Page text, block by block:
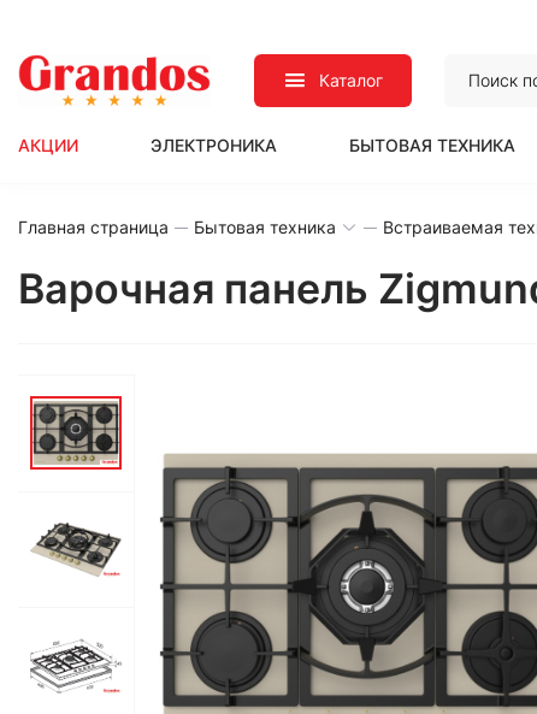
Каталог
АКЦИИ ЭЛЕКТРОНИКА БЫТОВАЯ ТЕХНИКА
Главная страница Бытовая техника Встраиваемая
Варочная панель